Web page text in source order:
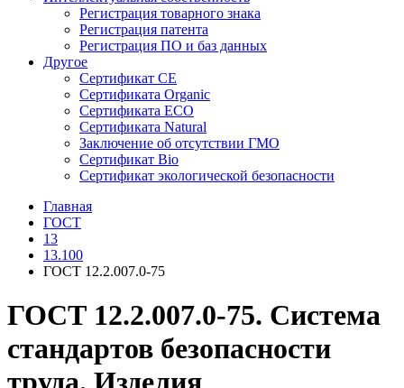
Регистрация товарного знака
Регистрация патента
Регистрация ПО и баз данных
Другое
Сертификат СЕ
Сертификата Organic
Сертификата ECO
Сертификата Natural
Заключение об отсутствии ГМО
Сертификат Bio
Сертификат экологической безопасности
Главная
ГОСТ
13
13.100
ГОСТ 12.2.007.0-75
ГОСТ 12.2.007.0-75. Система
стандартов безопасности